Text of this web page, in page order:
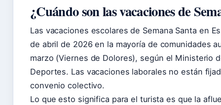
¿Cuándo son las vacaciones de
Las vacaciones escolares de Semana Santa en
de abril de 2026 en la mayoría de comunidades
marzo (Viernes de Dolores), según el Ministerio
Deportes. Las vacaciones laborales no están
convenio colectivo.
Lo que esto significa para el turista es que la